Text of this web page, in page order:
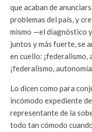
que acaban de
problemas del país, y
mismo —el diagnóstico
juntos y más fuerte, se
en cuello: ¡federalismo,
¡federalismo,
Lo dicen como para
incómodo expediente
representante de la
todo tan cómodo